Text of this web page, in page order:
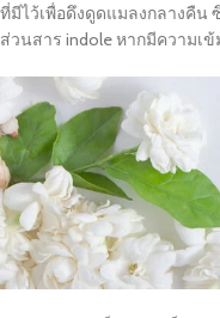
ที่มีไว้เพื่อดึงดูดแมลงกลางคืน
ส่วนสาร indole หากมีความเ